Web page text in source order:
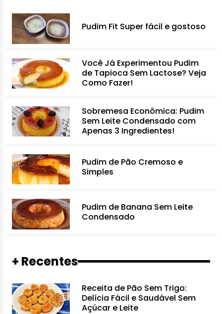
Pudim Fit Super fácil e gostoso
Você Já Experimentou Pudim
de Tapioca Sem Lactose? Veja
Como Fazer!
Sobremesa Econômica: Pudim
Sem Leite Condensado com
Apenas 3 Ingredientes!
Pudim de Pão Cremoso e
Simples
Pudim de Banana Sem Leite
Condensado
+ Recentes
Receita de Pão Sem Trigo:
Delícia Fácil e Saudável Sem
Açúcar e Leite